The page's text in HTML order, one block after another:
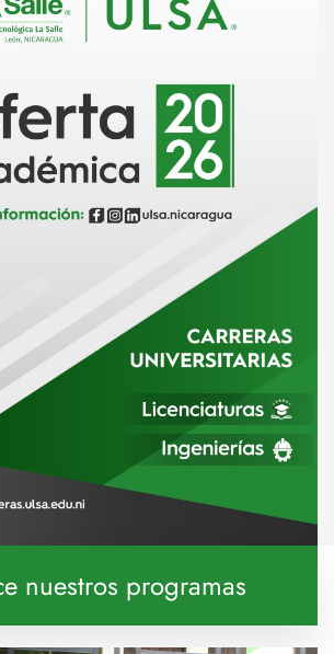
nuestros programas